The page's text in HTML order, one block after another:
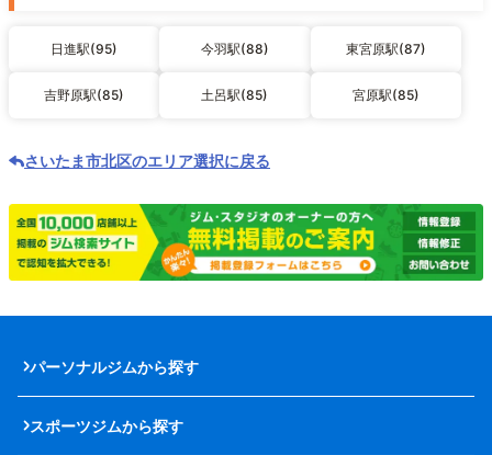
日進駅(95) 今羽駅(88) 東宮原駅(87)
吉野原駅(85) 土呂駅(85) 宮原駅(85)
さいたま市北区のエリア選択に戻る
パーソナルジムから探す
スポーツジムから探す